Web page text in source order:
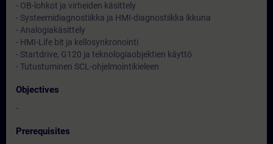
- OB-lohkot ja virheiden käsittely
- Systeemidiagnostiikka ja HMI-diagnostiikka ikkuna
- Analogiakäsittely
- HMI-Life bit ja kellosynkronointi
- Startdrive, G120 ja teknologiaobjektien käyttö
- Tutustuminen SCL-ohjelmointikieleen
Objectives
-
Prerequisites